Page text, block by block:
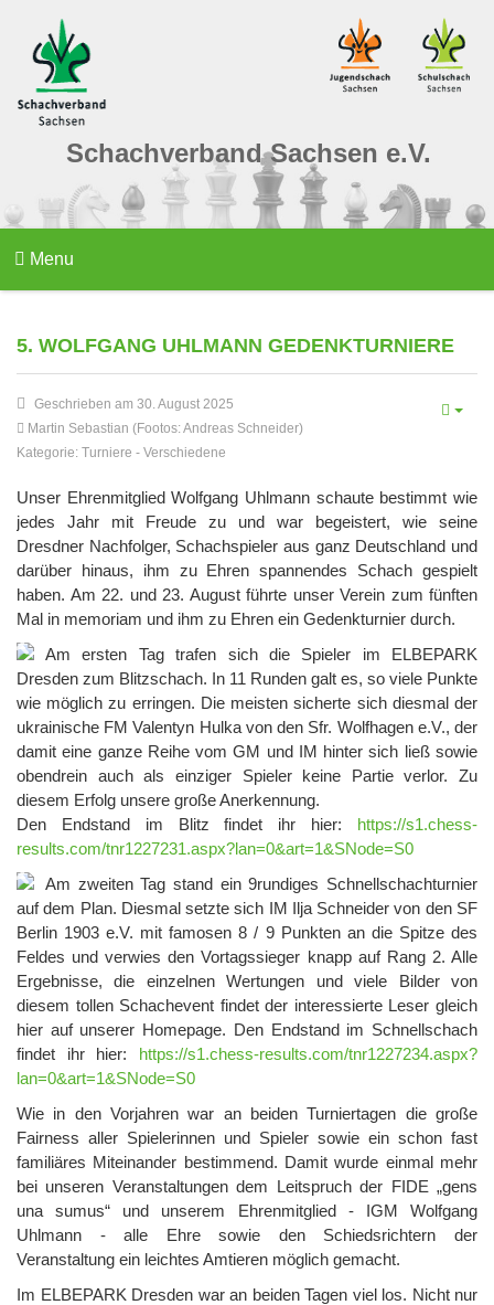
Schachverband Sachsen e.V.
Menu
5. WOLFGANG UHLMANN GEDENKTURNIERE
Geschrieben am 30. August 2025
Martin Sebastian (Footos: Andreas Schneider)
Kategorie: Turniere - Verschiedene
Unser Ehrenmitglied Wolfgang Uhlmann schaute bestimmt wie
jedes Jahr mit Freude zu und war begeistert, wie seine
Dresdner Nachfolger, Schachspieler aus ganz Deutschland und
darüber hinaus, ihm zu Ehren spannendes Schach gespielt
haben. Am 22. und 23. August führte unser Verein zum fünften
Mal in memoriam und ihm zu Ehren ein Gedenkturnier durch.
Am ersten Tag trafen sich die Spieler im ELBEPARK
Dresden zum Blitzschach. In 11 Runden galt es, so viele Punkte
wie möglich zu erringen. Die meisten sicherte sich diesmal der
ukrainische FM Valentyn Hulka von den Sfr. Wolfhagen e.V., der
damit eine ganze Reihe vom GM und IM hinter sich ließ sowie
obendrein auch als einziger Spieler keine Partie verlor. Zu
diesem Erfolg unsere große Anerkennung.
Den Endstand im Blitz findet ihr hier: https://s1.chess-
results.com/tnr1227231.aspx?lan=0&art=1&SNode=S0
Am zweiten Tag stand ein 9rundiges Schnellschachturnier
auf dem Plan. Diesmal setzte sich IM Ilja Schneider von den SF
Berlin 1903 e.V. mit famosen 8 / 9 Punkten an die Spitze des
Feldes und verwies den Vortagssieger knapp auf Rang 2. Alle
Ergebnisse, die einzelnen Wertungen und viele Bilder von
diesem tollen Schachevent findet der interessierte Leser gleich
hier auf unserer Homepage. Den Endstand im Schnellschach
findet ihr hier: https://s1.chess-results.com/tnr1227234.aspx?
lan=0&art=1&SNode=S0
Wie in den Vorjahren war an beiden Turniertagen die große
Fairness aller Spielerinnen und Spieler sowie ein schon fast
familiäres Miteinander bestimmend. Damit wurde einmal mehr
bei unseren Veranstaltungen dem Leitspruch der FIDE „gens
una sumus“ und unserem Ehrenmitglied - IGM Wolfgang
Uhlmann - alle Ehre sowie den Schiedsrichtern der
Veranstaltung ein leichtes Amtieren möglich gemacht.
Im ELBEPARK Dresden war an beiden Tagen viel los. Nicht nur